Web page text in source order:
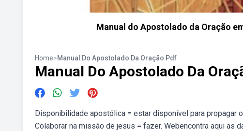
Manual do Apostolado da Oração
Home>Manual Do Apostolado Da Oração Pdf
Manual Do Apostolado Da
Disponibilidade apostólica = estar disponível para propagar
Colaborar na missão de jesus = fazer. Webencontra aqui as